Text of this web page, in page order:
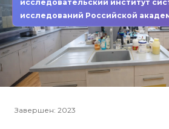
исследовательский институт
исследований Российской
Завершен: 2023